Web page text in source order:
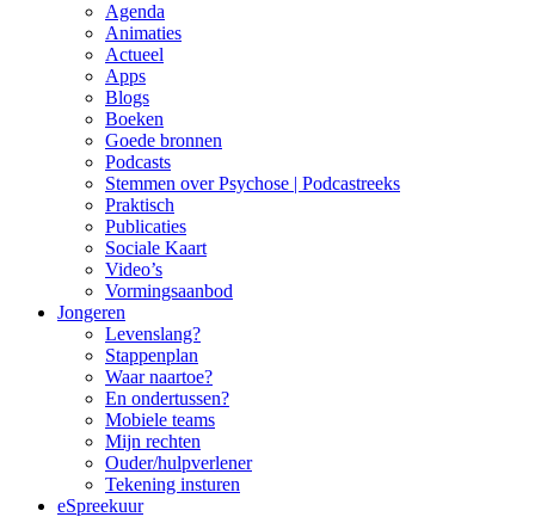
Agenda
Animaties
Actueel
Apps
Blogs
Boeken
Goede bronnen
Podcasts
Stemmen over Psychose | Podcastreeks
Praktisch
Publicaties
Sociale Kaart
Video’s
Vormingsaanbod
Jongeren
Levenslang?
Stappenplan
Waar naartoe?
En ondertussen?
Mobiele teams
Mijn rechten
Ouder/hulpverlener
Tekening insturen
eSpreekuur